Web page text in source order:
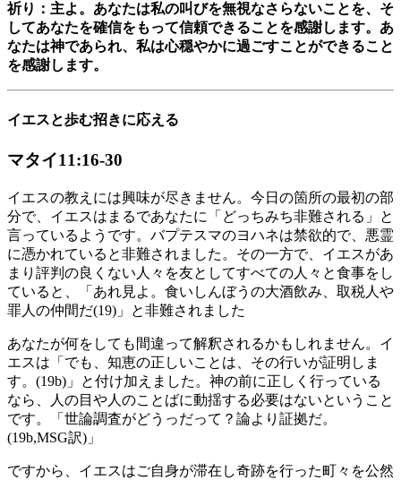
祈り：主よ。あなたは私の叫びを無視なさらないことを、そ
してあなたを確信をもって信頼できることを感謝します。あ
なたは神であられ、私は心穏やかに過ごすことができること
を感謝します。
イエスと歩む招きに応える
マタイ11:16-30
イエスの教えには興味が尽きません。今日の箇所の最初の部
分で、イエスはまるであなたに「どっちみち非難される」と
言っているようです。バプテスマのヨハネは禁欲的で、悪霊
に憑かれていると非難されました。その一方で、イエスがあ
まり評判の良くない人々を友としてすべての人々と食事をし
ていると、「あれ見よ。食いしんぼうの大酒飲み、取税人や
罪人の仲間だ(19)」と非難されました
あなたが何をしても間違って解釈されるかもしれません。イ
エスは「でも、知恵の正しいことは、その行いが証明しま
す。(19b)」と付け加えました。神の前に正しく行っている
なら、人の目や人のことばに動揺する必要はないということ
です。「世論調査がどうっだって？論より証拠だ。
(19b,MSG訳)」
ですから、イエスはご自身が滞在し奇跡を行った町々を公然